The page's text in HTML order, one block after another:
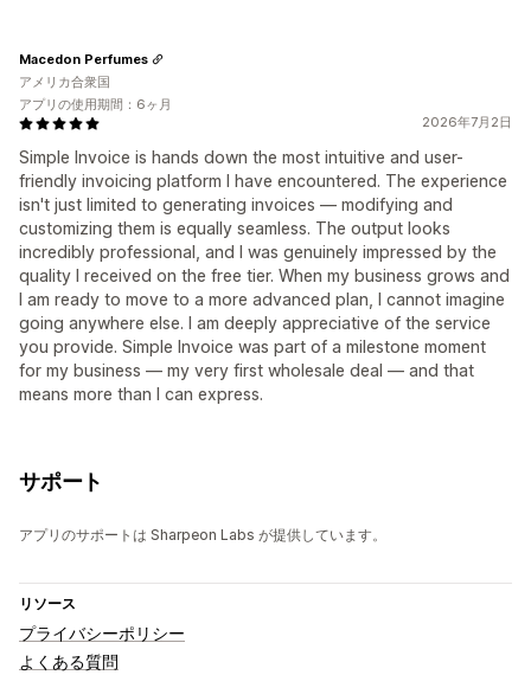
2026年7月2日
Simple Invoice is hands down the most intuitive and user-
friendly invoicing platform I have encountered. The experience
isn't just limited to generating invoices — modifying and
customizing them is equally seamless. The output looks
incredibly professional, and I was genuinely impressed by the
quality I received on the free tier. When my business grows and
I am ready to move to a more advanced plan, I cannot imagine
going anywhere else. I am deeply appreciative of the service
you provide. Simple Invoice was part of a milestone moment
for my business — my very first wholesale deal — and that
means more than I can express.
Macedon Perfumes
アメリカ合衆国
アプリの使用期間：6ヶ月
サポート
アプリのサポートは Sharpeon Labs が提供しています。
リソース
プライバシーポリシー
よくある質問